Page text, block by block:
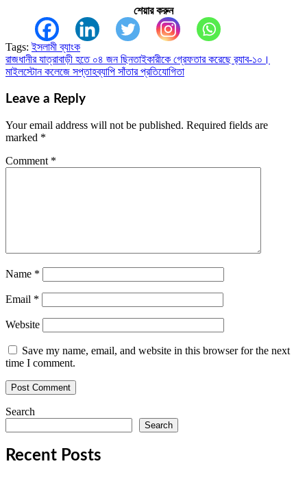
শেয়ার করুন
Tags: ইসলামী ব্যাংক
Post
navigation
রাজধানীর যাত্রাবাড়ী হতে ০৪ জন ছিনতাইকারীকে গ্রেফতার করেছে র‌্যাব-১০।
মাইলস্টোন কলেজে সপ্তাহব্যাপি সাঁতার প্রতিযোগিতা
Leave a Reply
Your email address will not be published. Required fields are
marked *
Comment *
Name *
Email *
Website
Save my name, email, and website in this browser for the next
time I comment.
Search
Search
Recent Posts